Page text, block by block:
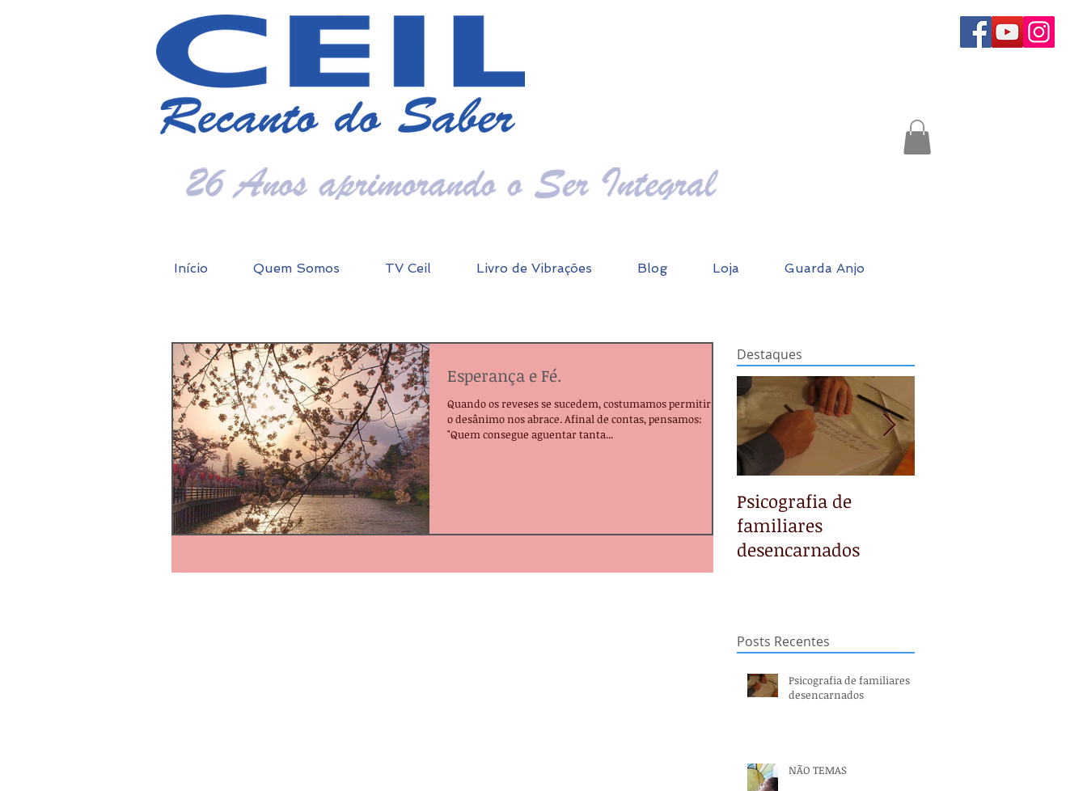
Início Quem Somos TV Ceil Livro de Vibrações Blog Loja Guarda Anjo
Esperança e Fé.
Quando os reveses se sucedem, costumamos permitir que
o desânimo nos abrace. Afinal de contas, pensamos:
"Quem consegue aguentar tanta...
Destaques
Psicografia de
familiares
desencarnados
Posts Recentes
Psicografia de familiares
desencarnados
NÃO TEMAS